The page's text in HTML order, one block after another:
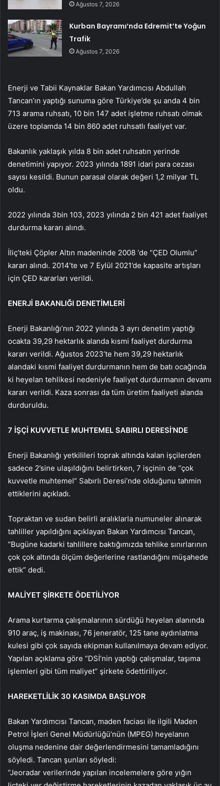
Ağustos 7, 2026
Kurban Bayramı’nda Edremit’te Yoğun
Trafik
Ağustos 7, 2026
Enerji ve Tabii Kaynaklar Bakan Yardımcısı Abdullah
Tancan’ın yaptığı sunuma göre Türkiye’de şu anda 4 bin
713 arama ruhsatı, 10 bin 147 adet işletme ruhsatı olmak
üzere toplamda 14 bin 860 adet ruhsatlı faaliyet var.
Bakanlık yaklaşık yılda 8 bin adet ruhsatın yerinde
denetimini yapıyor. 2023 yılında 1891 idari para cezası
sayısı kesildi. Bunun parasal olarak değeri 1,2 milyar TL
oldu.
2022 yılında 3bin 103, 2023 yılında 2 bin 421 adet faaliyet
durdurma kararı alındı.
İliç’teki Çöpler Altın madeninde 2008 ‘de “ÇED Olumlu”
kararı alındı. 2014’te ve 7 Eylül 2021’de kapasite artışları
için ÇED kararları verildi.
ENERJİ BAKANLIĞI DENETİMLERİ
Enerji Bakanlığı’nın 2022 yılında 3 ayrı denetim yaptığı
ocakta 39,29 hektarlık alanda kısmi faaliyet durdurma
kararı verildi. Ağustos 2023’te hem 39,29 hektarlık
alandaki kısmi faaliyet durdurmanın hem de batı ocağında
ki heyelan tehlikesi nedeniyle faaliyet durdurmanın devamı
kararı verildi. Kaza sonrası da tüm üretim faaliyeti alanda
durduruldu.
7 İŞÇİ KUVVETLE MUHTEMEL SABIRLI DERESİ’NDE
Enerji Bakanlığı yetkilileri toprak altında kalan işçilerden
sadece 2’sine ulaşıldığını belirtirken, 7 işçinin de “çok
kuvvetle muhtemel” Sabırlı Deresi’nde olduğunu tahmin
ettiklerini açıkladı.
Topraktan ve sudan belirli aralıklarla numuneler alınarak
tahliller yapıldığını açıklayan Bakan Yardımcısı Tancan,
“Bugüne kadarki tahlillere baktığımızda tehlike sınırlarının
çok çok altında ölçüm değerlerine rastlandığını müşahede
ettik” dedi.
MALİYET ŞİRKETE ÖDETİLİYOR
Arama kurtarma çalışmalarının sürdüğü heyelan alanında
910 araç, iş makinası, 76 jeneratör, 125 tane aydınlatma
kulesi gibi çok sayıda ekipman kullanılmaya devam ediyor.
Yapılan açıklama göre “DSİ’nin yaptığı çalışmalar, taşıma
işlemleri gibi tüm maliyet” şirkete ödettiriliyor.
HAREKETLİLİK 30 KASIMDA BAŞLIYOR
Bakan Yardımcısı Tancan, maden faciası ile ilgili Maden
Petrol İşleri Genel Müdürlüğü’nün (MPEG) heyelanın
oluşma nedenine dair değerlendirmesini tamamladığını
söyledi. Tancan şunları söyledi:
“Jeoradar verilerinde yapılan incelemelere göre yığın